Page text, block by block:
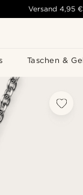
Taschen &
Versand 4,95 €